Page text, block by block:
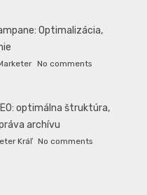
Optimalizácia,
No comments
optimálna štruktúra,
archívu
Kráľ No comments